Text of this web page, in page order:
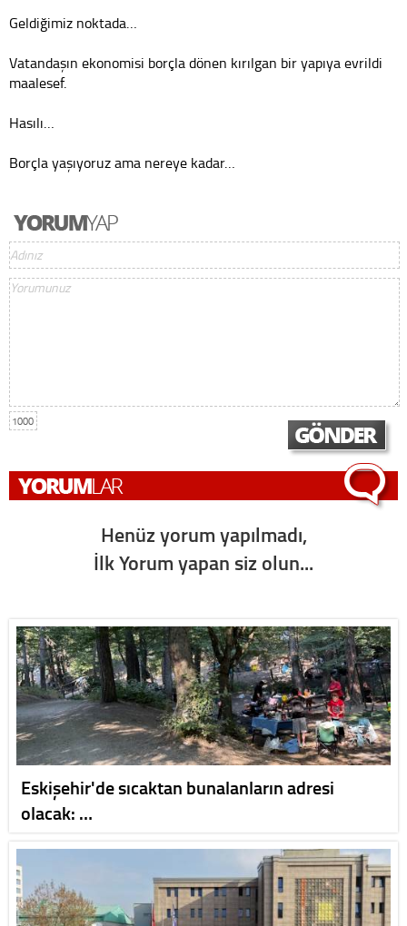
Geldiğimiz noktada…
Vatandaşın ekonomisi borçla dönen kırılgan bir yapıya evrildi
maalesef.
Hasılı…
Borçla yaşıyoruz ama nereye kadar…
1000
Henüz yorum yapılmadı,
İlk Yorum yapan siz olun...
Eskişehir'de sıcaktan bunalanların adresi
olacak: …